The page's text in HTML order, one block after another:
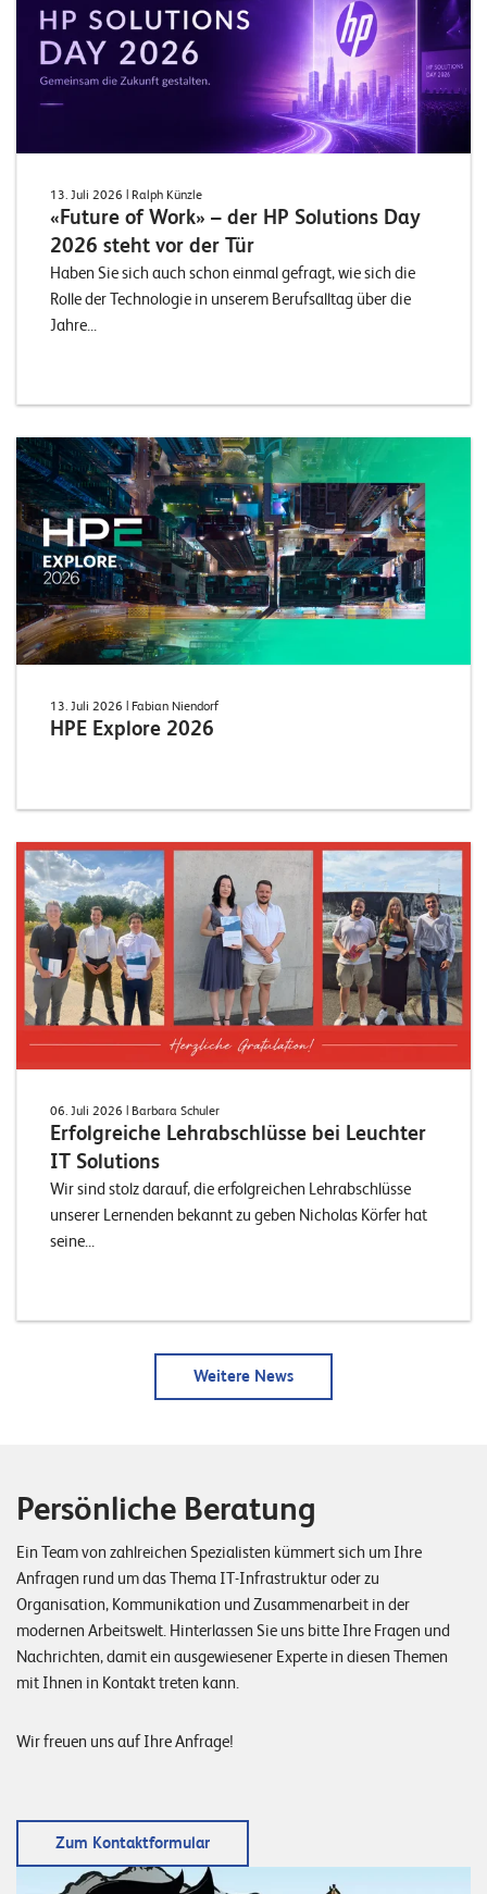
o
l
u
t
n
13. Juli 2026 | Ralph Künzle
«Future of Work» – der HP Solutions Day
2026 steht vor der Tür
Haben Sie sich auch schon einmal gefragt, wie sich die
Rolle der Technologie in unserem Berufsalltag über die
Jahre...
13. Juli 2026 | Fabian Niendorf
HPE Explore 2026
06. Juli 2026 | Barbara Schuler
Erfolgreiche Lehrabschlüsse bei Leuchter
IT Solutions
Wir sind stolz darauf, die erfolgreichen Lehrabschlüsse
unserer Lernenden bekannt zu geben Nicholas Körfer hat
seine...
Weitere News
Persönliche Beratung
Ein Team von zahlreichen Spezialisten kümmert sich um Ihre
Anfragen rund um das Thema IT-Infrastruktur oder zu
Organisation, Kommunikation und Zusammenarbeit in der
modernen Arbeitswelt. Hinterlassen Sie uns bitte Ihre Fragen und
Nachrichten, damit ein ausgewiesener Experte in diesen Themen
mit Ihnen in Kontakt treten kann.
Wir freuen uns auf Ihre Anfrage!
Zum Kontaktformular